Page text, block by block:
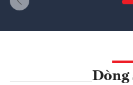
Dòng